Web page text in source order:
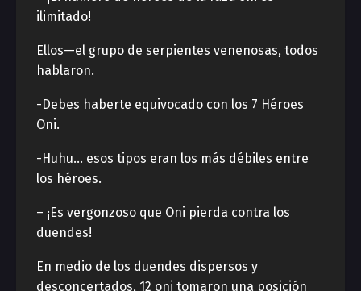
ilimitado!
Ellos—el grupo de serpientes venenosas, todos
hablaron.
-Debes haberte equivocado con los 7 Héroes
Oni.
-Huhu… esos tipos eran los más débiles entre
los héroes.
– ¡Es vergonzoso que Oni pierda contra los
duendes!
En medio de los duendes dispersos y
desconcertados, 12 oni tomaron una posición